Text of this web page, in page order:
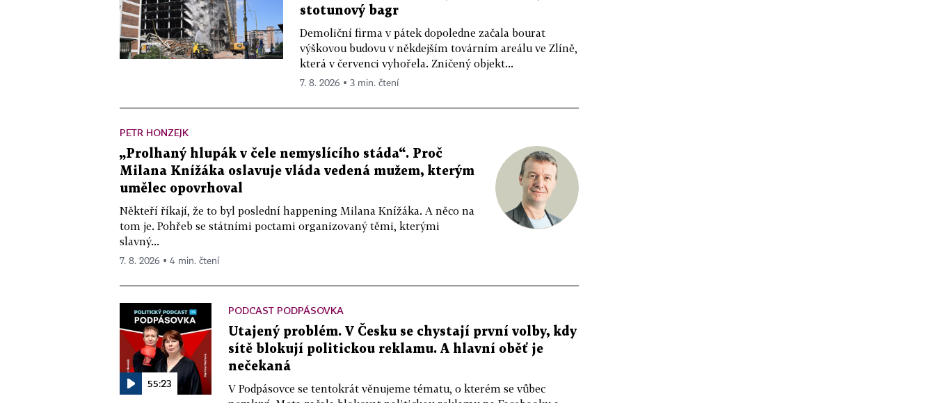
stotunový bagr
Demoliční firma v pátek dopoledne začala bourat
výškovou budovu v někdejším továrním areálu ve Zlíně,
která v červenci vyhořela. Zničený objekt...
7. 8. 2026 ▪ 3 min. čtení
PETR HONZEJK
„Prolhaný hlupák v čele nemyslícího stáda“. Proč
Milana Knížáka oslavuje vláda vedená mužem, kterým
umělec opovrhoval
Někteří říkají, že to byl poslední happening Milana Knížáka. A něco na
tom je. Pohřeb se státními poctami organizovaný těmi, kterými
slavný...
7. 8. 2026 ▪ 4 min. čtení
55:23
PODCAST PODPÁSOVKA
Utajený problém. V Česku se chystají první volby, kdy
sítě blokují politickou reklamu. A hlavní oběť je
nečekaná
V Podpásovce se tentokrát věnujeme tématu, o kterém se vůbec